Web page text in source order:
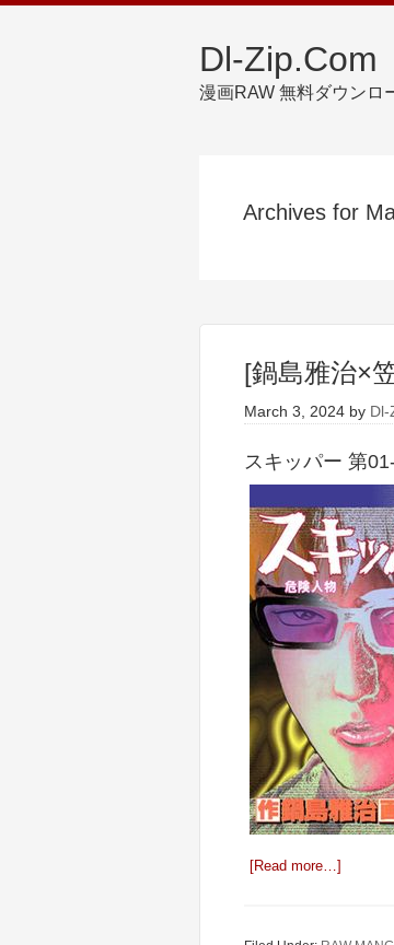
Dl-Zip.Com
漫画RAW 無料ダウンロ
Archives for
[鍋島雅治×
March 3, 2024 by Dl-
スキッパー 第
[Read more…]